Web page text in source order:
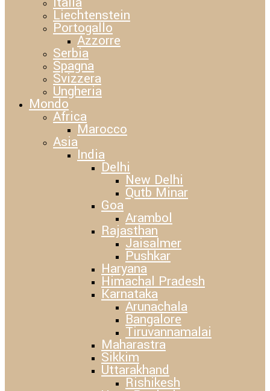
Liechtenstein
Portogallo
Azzorre
Serbia
Spagna
Svizzera
Ungheria
Mondo
Africa
Marocco
Asia
India
Delhi
New Delhi
Qutb Minar
Goa
Arambol
Rajasthan
Jaisalmer
Pushkar
Haryana
Himachal Pradesh
Karnataka
Arunachala
Bangalore
Tiruvannamalai
Maharastra
Sikkim
Uttarakhand
Rishikesh